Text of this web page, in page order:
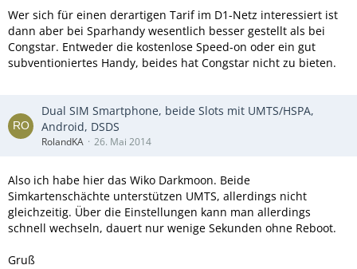
Wer sich für einen derartigen Tarif im D1-Netz interessiert ist
dann aber bei Sparhandy wesentlich besser gestellt als bei
Congstar. Entweder die kostenlose Speed-on oder ein gut
subventioniertes Handy, beides hat Congstar nicht zu bieten.
Dual SIM Smartphone, beide Slots mit UMTS/HSPA,
Android, DSDS
RolandKA 26. Mai 2014
Also ich habe hier das Wiko Darkmoon. Beide
Simkartenschächte unterstützen UMTS, allerdings nicht
gleichzeitig. Über die Einstellungen kann man allerdings
schnell wechseln, dauert nur wenige Sekunden ohne Reboot.
Gruß